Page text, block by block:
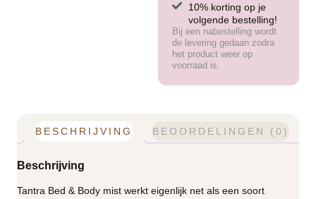
10% korting op je
volgende bestelling!
Bij een nabestelling wordt
de levering gedaan zodra
het product weer op
voorraad is.
BESCHRIJVING BEOORDELINGEN (0)
Beschrijving
Tantra Bed & Body mist werkt eigenlijk net als een soort